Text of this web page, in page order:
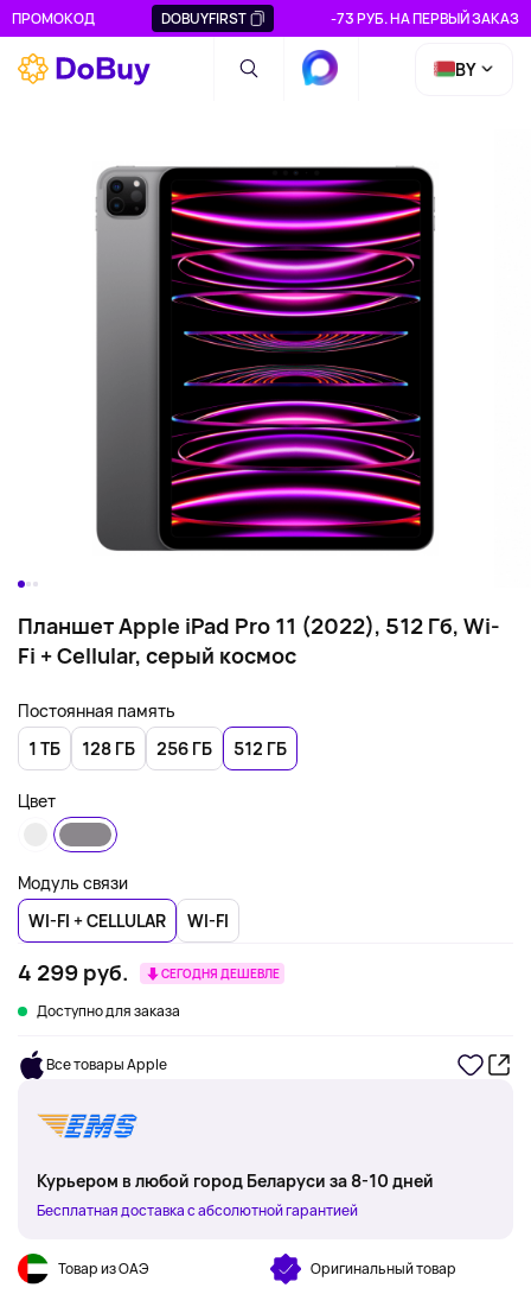
ПРОМОКОД DOBUYFIRST -73 РУБ. НА ПЕРВЫЙ ЗАКАЗ
BY
Планшет Apple iPad Pro 11 (2022), 512 Гб, Wi-
Fi + Cellular, серый космос
Постоянная память
1 ТБ
128 ГБ 256 ГБ 512 ГБ
Цвет
Модуль связи
WI-FI + CELLULAR
WI-FI
4 299 руб. СЕГОДНЯ ДЕШЕВЛЕ
Доступно для заказа
Все товары Apple
Курьером в любой город Беларуси за 8-10 дней
Бесплатная доставка с абсолютной гарантией
Товар из ОАЭ Оригинальный товар